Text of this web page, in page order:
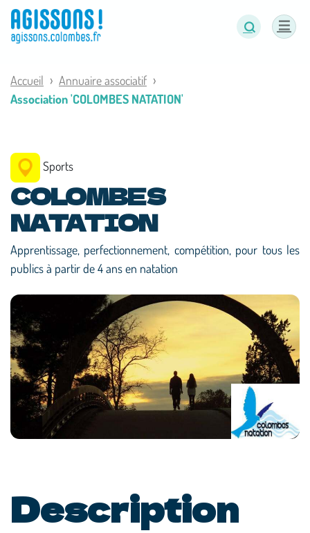
Accueil
Annuaire associatif
Association 'COLOMBES NATATION'
Sports
COLOMBES
NATATION
Apprentissage, perfectionnement, compétition, pour tous les
publics à partir de 4 ans en natation
Description
Panneau de gestion des cookies